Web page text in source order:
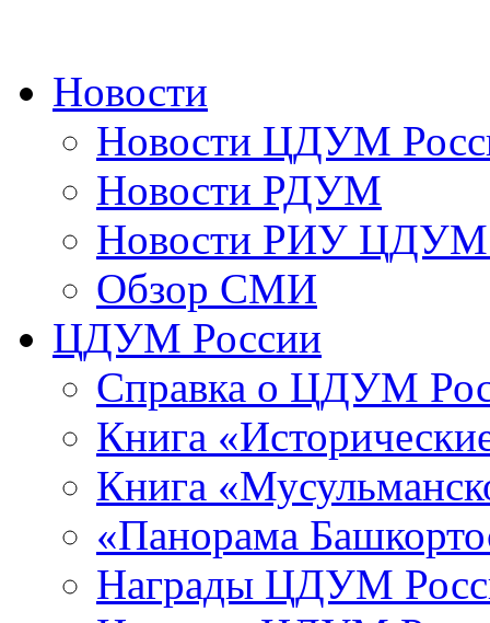
Новости
Новости ЦДУМ
Новости РДУМ
Новости РИУ ЦДУМ
Обзор СМИ
ЦДУМ России
Справка о ЦДУМ
Книга
Книга
«Панорама
Награды ЦДУМ